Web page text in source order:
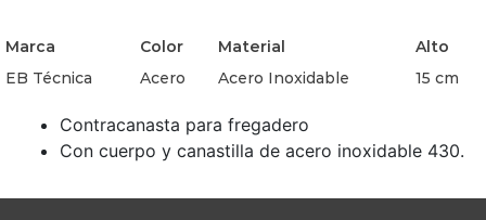
Marca Color Material
Alto
EB Técnica
Acero Acero Inoxidable 15 cm
Contracanasta para fregadero
Con cuerpo y canastilla de acero inoxidable 430.